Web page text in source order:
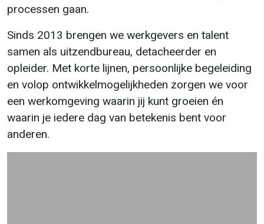
processen gaan.
Sinds 2013 brengen we werkgevers en talent
samen als uitzendbureau, detacheerder en
opleider. Met korte lijnen, persoonlijke begeleiding
en volop ontwikkelmogelijkheden zorgen we voor
een werkomgeving waarin jij kunt groeien én
waarin je iedere dag van betekenis bent voor
anderen.